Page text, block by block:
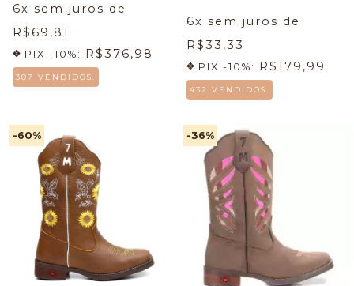
6x sem juros de
R$69,81
PIX -10%: R$376,98
307 VENDIDOS.
6x sem juros de
R$33,33
PIX -10%: R$179,99
432 VENDIDOS.
-60% -36%